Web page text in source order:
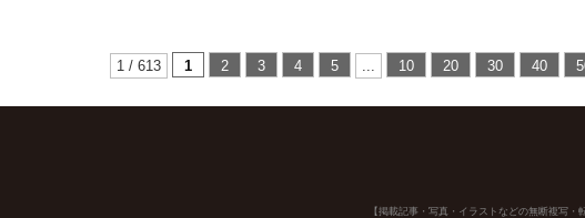
1 / 613 1 2 3 4 5 ... 10 20 30 40
【掲載記事・写真・イラストなどの無断複写